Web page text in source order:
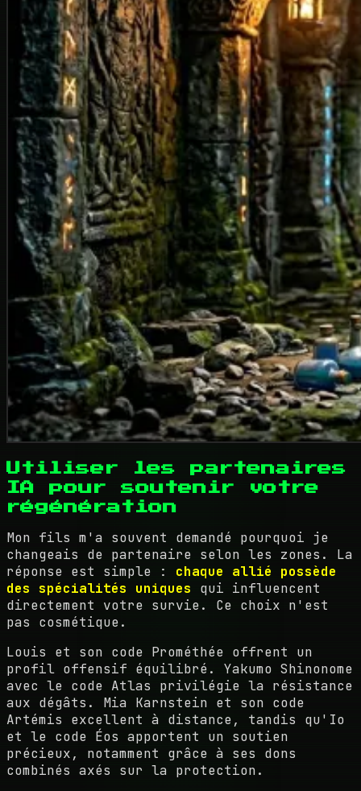
Utiliser les partenaires
IA pour soutenir votre
régénération
Mon fils m'a souvent demandé pourquoi je
changeais de partenaire selon les zones. La
réponse est simple : chaque allié possède
des spécialités uniques qui influencent
directement votre survie. Ce choix n'est
pas cosmétique.
Louis et son code Prométhée offrent un
profil offensif équilibré. Yakumo Shinonome
avec le code Atlas privilégie la résistance
aux dégâts. Mia Karnstein et son code
Artémis excellent à distance, tandis qu'Io
et le code Éos apportent un soutien
précieux, notamment grâce à ses dons
combinés axés sur la protection.